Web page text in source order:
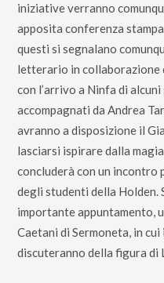
iniziative verranno
apposita conferenza
questi si segnalano
letterario in collaborazione
con l’arrivo a Ninfa di
accompagnati da Andrea
avranno a disposizione il
lasciarsi ispirare dalla
concluderà con un
degli studenti della
importante appuntamento,
Caetani di Sermoneta, in
discuteranno della figura di